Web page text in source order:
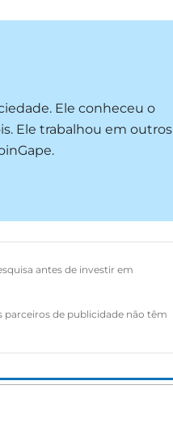
Ele conheceu o
Ele trabalhou em outros
antes de investir em
parceiros de publicidade não têm